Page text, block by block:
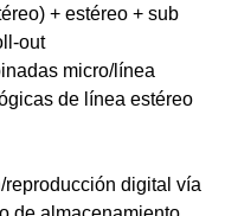
+ estéreo + sub
out
micro/línea
de línea estéreo
digital vía